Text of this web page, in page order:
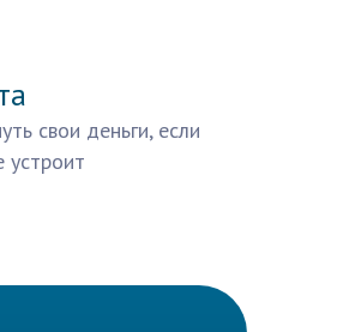
свои деньги, если
устроит